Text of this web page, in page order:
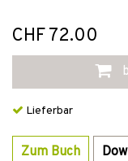
CHF 72.00
Lieferbar
Zum Buch